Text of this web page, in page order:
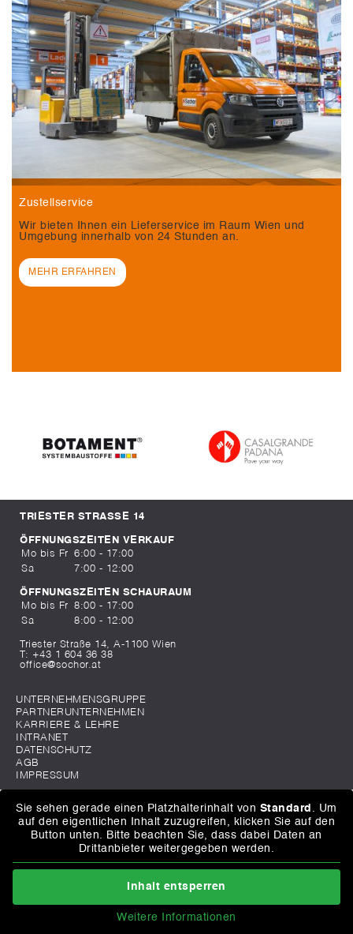
Zustellservice
Wir bieten Ihnen ein Lieferservice im Raum Wien und
Umgebung innerhalb von 24 Stunden an.
MEHR ERFAHREN
TRIESTER STRASSE 14
ÖFFNUNGSZEITEN VERKAUF
Mo bis Fr
6:00 - 17:00
Sa
7:00 - 12:00
ÖFFNUNGSZEITEN SCHAURAUM
Mo bis Fr
8:00 - 17:00
Sa
8:00 - 12:00
Triester Straße 14, A-1100 Wien
T: +43 1 604 36 38
office@sochor.at
UNTERNEHMENSGRUPPE
PARTNERUNTERNEHMEN
KARRIERE & LEHRE
INTRANET
DATENSCHUTZ
AGB
IMPRESSUM
Sie sehen gerade einen Platzhalterinhalt von Standard . Um
auf den eigentlichen Inhalt zuzugreifen, klicken Sie auf den
Button unten. Bitte beachten Sie, dass dabei Daten an
Drittanbieter weitergegeben werden.
Inhalt entsperren
Weitere Informationen